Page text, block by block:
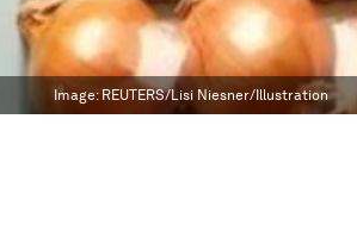
Image: REUTERS/Lisi Niesner/Illustration